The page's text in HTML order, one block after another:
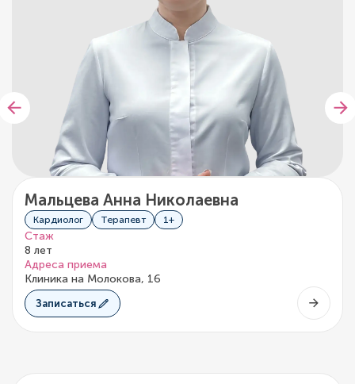
Мальцева Анна Николаевна
Кардиолог Терапевт 1+
Стаж
8 лет
Адреса приема
Клиника на Молокова, 16
Записаться